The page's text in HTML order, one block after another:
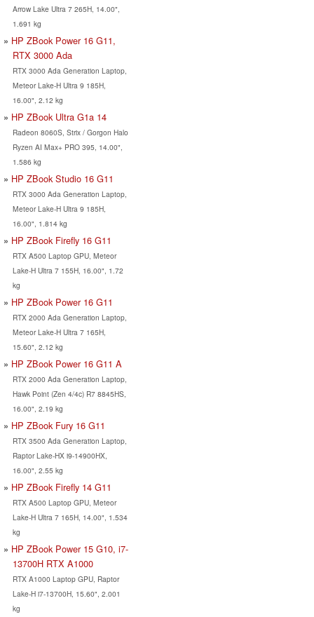
Arrow Lake Ultra 7 265H, 14.00",
1.691 kg
HP ZBook Power 16 G11,
RTX 3000 Ada
RTX 3000 Ada Generation Laptop,
Meteor Lake-H Ultra 9 185H,
16.00", 2.12 kg
HP ZBook Ultra G1a 14
Radeon 8060S, Strix / Gorgon Halo
Ryzen AI Max+ PRO 395, 14.00",
1.586 kg
HP ZBook Studio 16 G11
RTX 3000 Ada Generation Laptop,
Meteor Lake-H Ultra 9 185H,
16.00", 1.814 kg
HP ZBook Firefly 16 G11
RTX A500 Laptop GPU, Meteor
Lake-H Ultra 7 155H, 16.00", 1.72
kg
HP ZBook Power 16 G11
RTX 2000 Ada Generation Laptop,
Meteor Lake-H Ultra 7 165H,
15.60", 2.12 kg
HP ZBook Power 16 G11 A
RTX 2000 Ada Generation Laptop,
Hawk Point (Zen 4/4c) R7 8845HS,
16.00", 2.19 kg
HP ZBook Fury 16 G11
RTX 3500 Ada Generation Laptop,
Raptor Lake-HX i9-14900HX,
16.00", 2.55 kg
HP ZBook Firefly 14 G11
RTX A500 Laptop GPU, Meteor
Lake-H Ultra 7 165H, 14.00", 1.534
kg
HP ZBook Power 15 G10, i7-
13700H RTX A1000
RTX A1000 Laptop GPU, Raptor
Lake-H i7-13700H, 15.60", 2.001
kg